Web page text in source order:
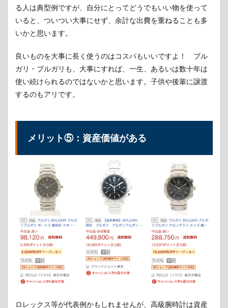
る人は典型例ですが、自分にとってどうでもいい物を使って
いると、ついつい大事にせず、余計な出費を重ねることも多
いかと思います。
良いものを大事に長く使うのはコスパもいいですよ！ ブル
ガリ・ブルガリも、大事にすれば、一生、あるいは数十年は
使い続けられるのではないかと思います。子供や後輩に譲渡
するのもアリです。
メリット⑤：資産価値がある
ロレックス等が代表例かもしれませんが、高級腕時計は資産